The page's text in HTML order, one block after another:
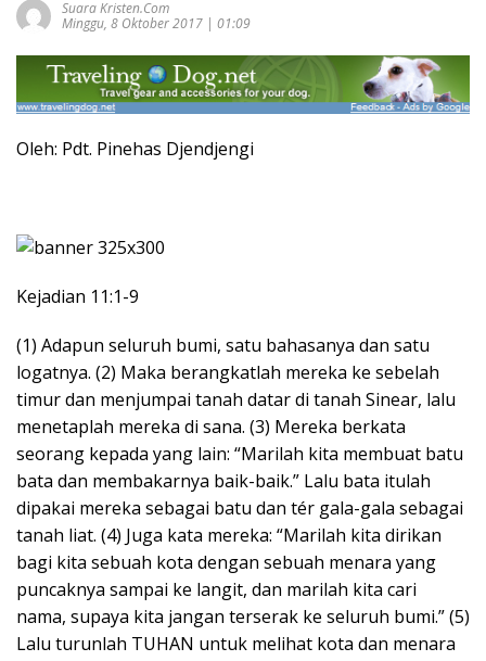
Suara Kristen.com
Minggu, 8 Oktober 2017 | 01:09
Oleh: Pdt. Pinehas Djendjengi
Kejadian 11:1-9
(1) Adapun seluruh bumi, satu bahasanya dan satu
logatnya. (2) Maka berangkatlah mereka ke sebelah
timur dan menjumpai tanah datar di tanah Sinear, lalu
menetaplah mereka di sana. (3) Mereka berkata
seorang kepada yang lain: “Marilah kita membuat batu
bata dan membakarnya baik-baik.” Lalu bata itulah
dipakai mereka sebagai batu dan tér gala-gala sebagai
tanah liat. (4) Juga kata mereka: “Marilah kita dirikan
bagi kita sebuah kota dengan sebuah menara yang
puncaknya sampai ke langit, dan marilah kita cari
nama, supaya kita jangan terserak ke seluruh bumi.” (5)
Lalu turunlah TUHAN untuk melihat kota dan menara